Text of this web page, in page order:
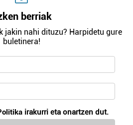
berriak
jakin nahi dituzu? Harpidetu gure
buletinera!
irakurri eta onartzen dut.